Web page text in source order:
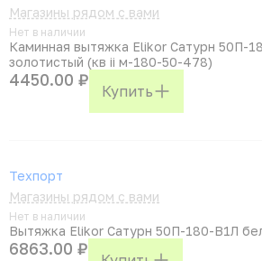
Магазины рядом с вами
Нет в наличии
Каминная вытяжка Elikor Сатурн 50П-
золотистый (кв ii м-180-50-478)
4450.00 ₽
Купить
Техпорт
Магазины рядом с вами
Нет в наличии
Вытяжка Elikor Сатурн 50П-180-В1Л
6863.00 ₽